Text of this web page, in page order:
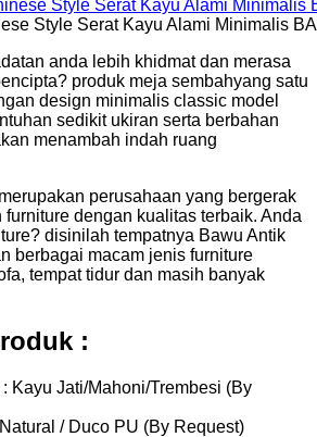
Style Serat Kayu Alami Minimalis
anda lebih khidmat dan merasa
produk meja sembahyang satu
design minimalis classic model
sedikit ukiran serta berbahan
menambah indah ruang
perusahaan yang bergerak
dengan kualitas terbaik. Anda
disinilah tempatnya Bawu Antik
berbagai macam jenis furniture
tempat tidur dan masih banyak
:
Kayu Jati/Mahoni/Trembesi (By
/ Duco PU (By Request)